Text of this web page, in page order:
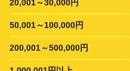
20,001～30,000円
50,001～100,000円
200,001～500,000円